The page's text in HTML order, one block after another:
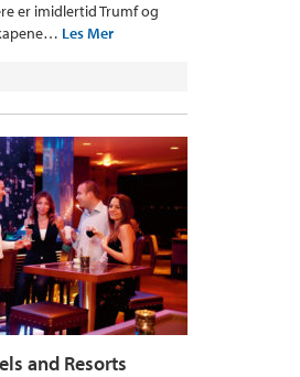
er imidlertid Trumf og
Les Mer
and Resorts